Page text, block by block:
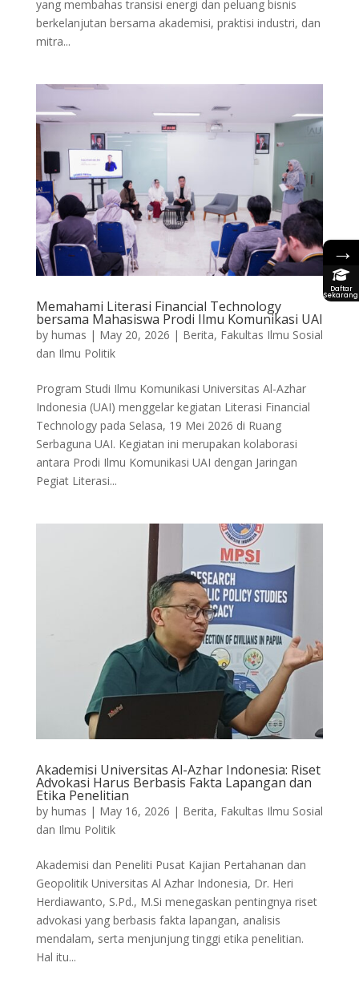
yang membahas transisi energi dan peluang bisnis
berkelanjutan bersama akademisi, praktisi industri, dan
mitra...
Memahami Literasi Financial Technology
bersama Mahasiswa Prodi Ilmu Komunikasi UAI
by humas | May 20, 2026 | Berita, Fakultas Ilmu Sosial
dan Ilmu Politik
Program Studi Ilmu Komunikasi Universitas Al-Azhar
Indonesia (UAI) menggelar kegiatan Literasi Financial
Technology pada Selasa, 19 Mei 2026 di Ruang
Serbaguna UAI. Kegiatan ini merupakan kolaborasi
antara Prodi Ilmu Komunikasi UAI dengan Jaringan
Pegiat Literasi...
Akademisi Universitas Al-Azhar Indonesia: Riset
Advokasi Harus Berbasis Fakta Lapangan dan
Etika Penelitian
by humas | May 16, 2026 | Berita, Fakultas Ilmu Sosial
dan Ilmu Politik
Akademisi dan Peneliti Pusat Kajian Pertahanan dan
Geopolitik Universitas Al Azhar Indonesia, Dr. Heri
Herdiawanto, S.Pd., M.Si menegaskan pentingnya riset
advokasi yang berbasis fakta lapangan, analisis
mendalam, serta menjunjung tinggi etika penelitian.
Hal itu...
→
Daftar
Sekarang